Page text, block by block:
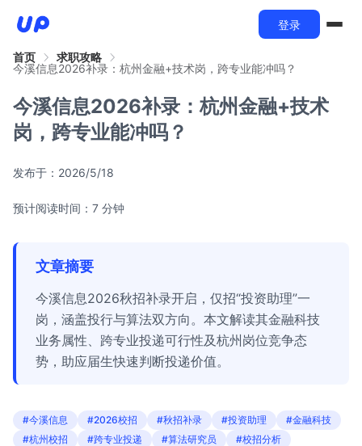
登录
首页
求职攻略
今溪信息2026补录：杭州金融+技术岗，跨专业能冲吗？
今溪信息2026补录：杭州金融+技术
岗，跨专业能冲吗？
发布于： 2026/5/18
预计阅读时间：7 分钟
文章摘要
今溪信息2026秋招补录开启，仅招“投资助理”一
岗，涵盖投行与算法双方向。本文解读其金融科技
业务属性、跨专业投递可行性及杭州岗位竞争态
势，助应届生快速判断投递价值。
#今溪信息 #2026校招 #秋招补录 #投资助理
#金融科技
#杭州校招
#跨专业投递 #算法研究员 #校招分析